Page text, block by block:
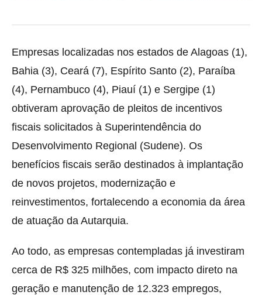
Empresas localizadas nos estados de Alagoas (1),
Bahia (3), Ceará (7), Espírito Santo (2), Paraíba
(4), Pernambuco (4), Piauí (1) e Sergipe (1)
obtiveram aprovação de pleitos de incentivos
fiscais solicitados à Superintendência do
Desenvolvimento Regional (Sudene). Os
benefícios fiscais serão destinados à implantação
de novos projetos, modernização e
reinvestimentos, fortalecendo a economia da área
de atuação da Autarquia.
Ao todo, as empresas contempladas já investiram
cerca de R$ 325 milhões, com impacto direto na
geração e manutenção de 12.323 empregos,